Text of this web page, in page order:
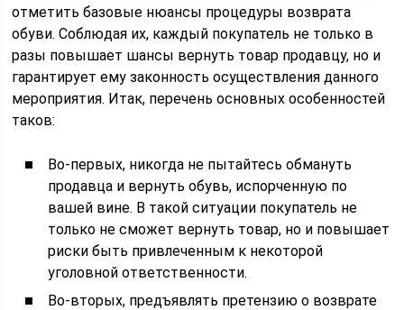
отметить базовые нюансы процедуры возврата
обуви. Соблюдая их, каждый покупатель не только в
разы повышает шансы вернуть товар продавцу, но и
гарантирует ему законность осуществления данного
мероприятия. Итак, перечень основных особенностей
таков:
Во-первых, никогда не пытайтесь обмануть
продавца и вернуть обувь, испорченную по
вашей вине. В такой ситуации покупатель не
только не сможет вернуть товар, но и повышает
риски быть привлеченным к некоторой
уголовной ответственности.
Во-вторых, предъявлять претензию о возврате